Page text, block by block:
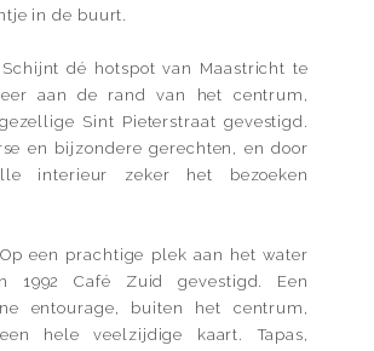
in de buurt.
dé hotspot van Maastricht te
aan de rand van het centrum,
Sint Pieterstraat gevestigd.
en bijzondere gerechten, en door
interieur zeker het bezoeken
een prachtige plek aan het water
1992 Café Zuid gevestigd. Een
entourage, buiten het centrum,
hele veelzijdige kaart. Tapas,